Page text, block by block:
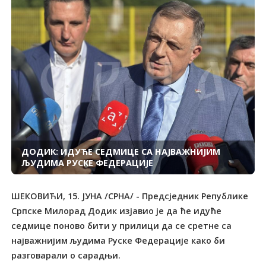
ДОДИК: ИДУЋЕ СЕДМИЦЕ СА НАЈВАЖНИЈИМ
ЉУДИМА РУСКЕ ФЕДЕРАЦИЈЕ
ШЕКОВИЋИ, 15. ЈУНА /СРНА/ - Предсједник Републике
Српске Милорад Додик изјавио је да ће идуће
седмице поново бити у прилици да се сретне са
најважнијим људима Руске Федерације како би
разговарали о сарадњи.